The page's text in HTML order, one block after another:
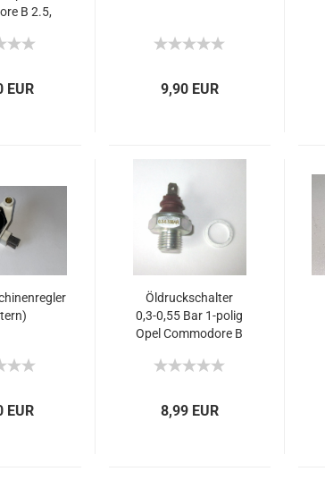
B 2.5,
E
EUR 9,90 EUR
EUR
Öldruckschalter
0,3-0,55 Bar 1-polig
Opel Commodore B
8,99 EUR